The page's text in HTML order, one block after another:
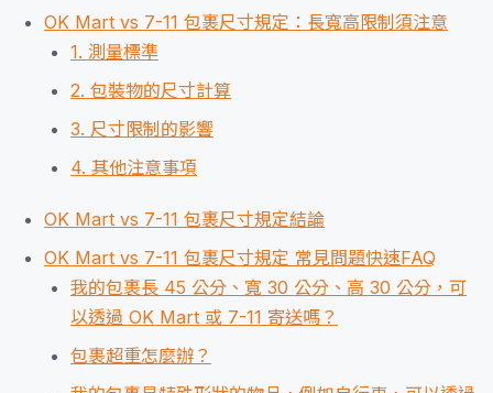
OK Mart vs 7-11 包裹尺寸規定：長寬高限制須注意
1. 測量標準
2. 包裝物的尺寸計算
3. 尺寸限制的影響
4. 其他注意事項
OK Mart vs 7-11 包裹尺寸規定結論
OK Mart vs 7-11 包裹尺寸規定 常見問題快速FAQ
我的包裹長 45 公分、寬 30 公分、高 30 公分，可
以透過 OK Mart 或 7-11 寄送嗎？
包裹超重怎麼辦？